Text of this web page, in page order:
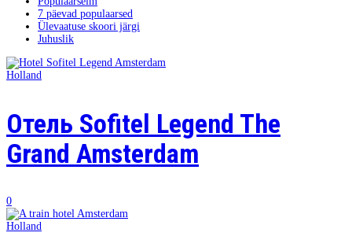
7 päevad populaarsed
Ülevaatuse skoori järgi
Juhuslik
Holland
Отель Sofitel Legend The
Grand Amsterdam
0
Holland